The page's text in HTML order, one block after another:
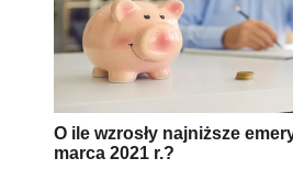
O ile wzrosły najniższe
marca 2021 r.?